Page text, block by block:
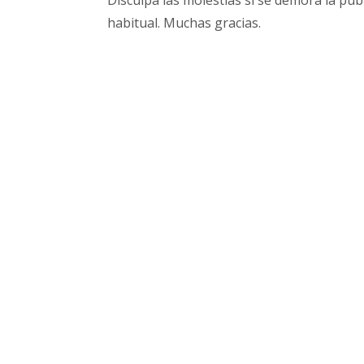
habitual. Muchas gracias.